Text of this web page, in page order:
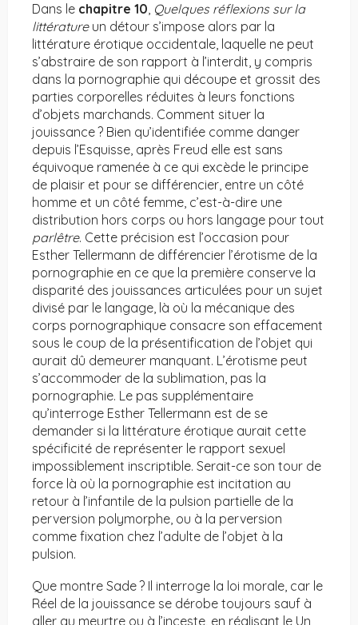
Dans le chapitre 10, Quelques réflexions sur la
littérature un détour s’impose alors par la
littérature érotique occidentale, laquelle ne peut
s’abstraire de son rapport à l’interdit, y compris
dans la pornographie qui découpe et grossit des
parties corporelles réduites à leurs fonctions
d’objets marchands. Comment situer la
jouissance ? Bien qu’identifiée comme danger
depuis l’Esquisse, après Freud elle est sans
équivoque ramenée à ce qui excède le principe
de plaisir et pour se différencier, entre un côté
homme et un côté femme, c’est-à-dire une
distribution hors corps ou hors langage pour tout
parlêtre. Cette précision est l’occasion pour
Esther Tellermann de différencier l’érotisme de la
pornographie en ce que la première conserve la
disparité des jouissances articulées pour un sujet
divisé par le langage, là où la mécanique des
corps pornographique consacre son effacement
sous le coup de la présentification de l’objet qui
aurait dû demeurer manquant. L’érotisme peut
s’accommoder de la sublimation, pas la
pornographie. Le pas supplémentaire
qu’interroge Esther Tellermann est de se
demander si la littérature érotique aurait cette
spécificité de représenter le rapport sexuel
impossiblement inscriptible. Serait-ce son tour de
force là où la pornographie est incitation au
retour à l’infantile de la pulsion partielle de la
perversion polymorphe, ou à la perversion
comme fixation chez l’adulte de l’objet à la
pulsion.
Que montre Sade ? Il interroge la loi morale, car le
Réel de la jouissance se dérobe toujours sauf à
aller au meurtre ou à l’inceste, en réalisant le Un